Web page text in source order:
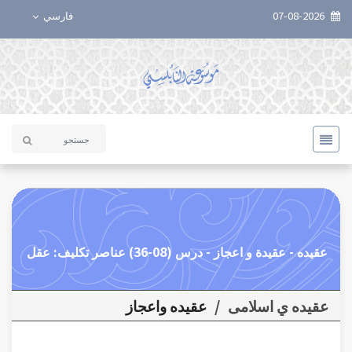
فارسي
عقيده - عقيدة و اعجاز - درس (08-36) عناصر تكليف: عقل
عقیده ي اسلامی / عقيده واعجاز